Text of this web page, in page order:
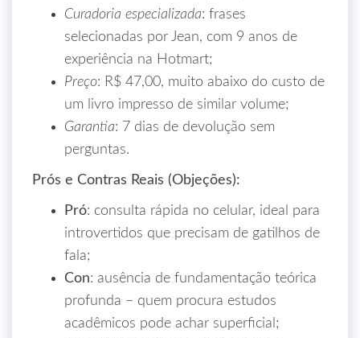
Curadoria especializada: frases
selecionadas por Jean, com 9 anos de
experiência na Hotmart;
Preço: R$ 47,00, muito abaixo do custo de
um livro impresso de similar volume;
Garantia: 7 dias de devolução sem
perguntas.
Prós e Contras Reais (Objeções):
Pró: consulta rápida no celular, ideal para
introvertidos que precisam de gatilhos de
fala;
Con: ausência de fundamentação teórica
profunda – quem procura estudos
acadêmicos pode achar superficial;